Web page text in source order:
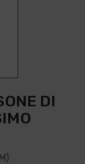
DI